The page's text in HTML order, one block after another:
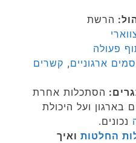
הרשת
פעולה
ארגוניים, קשרים
הסתכלות אחרת
בארגון ועל היכולת
נכונים.
החלטות ואיך